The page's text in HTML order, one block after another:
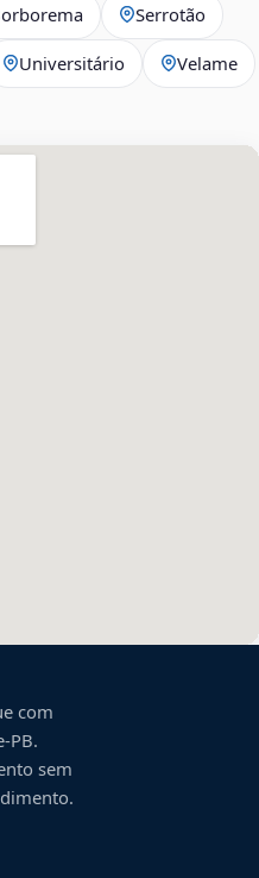
Serrotão
Universitário Velame
com
-PB.
sem